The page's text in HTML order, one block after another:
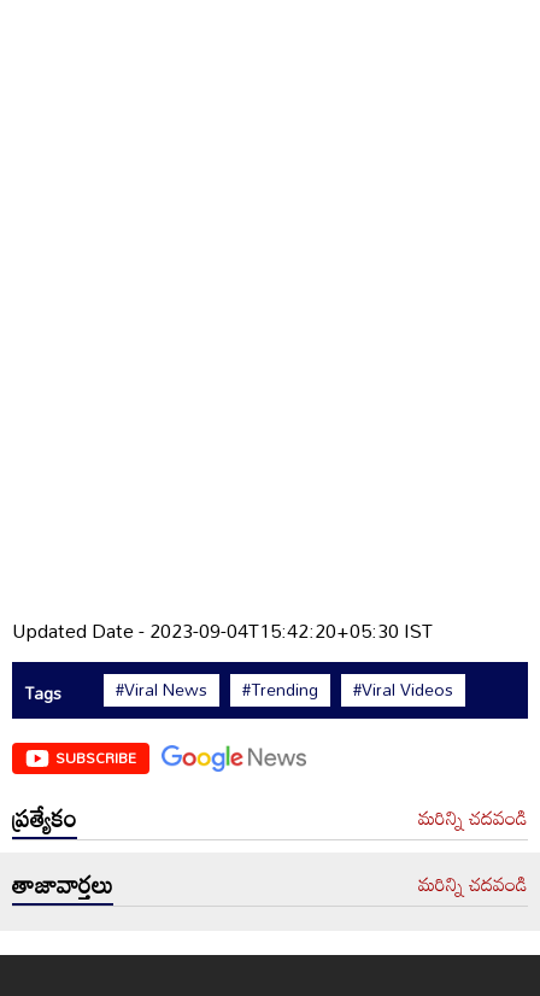
Updated Date - 2023-09-04T15:42:20+05:30 IST
Tags #Viral News #Trending #Viral Videos
SUBSCRIBE
ప్రత్యేకం మరిన్ని చదవండి
తాజావార్తలు మరిన్ని చదవండి